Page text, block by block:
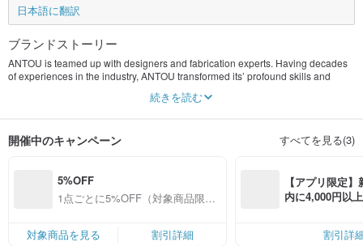
日本語に翻訳
ブランドストーリー
ANTOU is teamed up with designers and fabrication experts. Having decades
of experiences in the industry, ANTOU transformed its’ profound skills and
experiences into incubating a designer brand that targets the urban lifestyle for
are minimal and honest.
続きを読む
開催中のキャンペーン すべてを見る(3)
5%OFF
1点ごとに5%OFF（対象商品限
対象商品を見る
割引詳細
【アプリ限定
内に4,000円以
割引詳